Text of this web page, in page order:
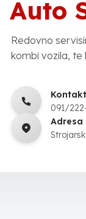
Auto
Redovno
kombi vozila, te
091/
Adresa